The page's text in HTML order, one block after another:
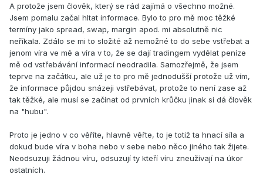
A protože jsem člověk, který se rád zajímá o všechno možné.
Jsem pomalu začal hltat informace. Bylo to pro mě moc těžké
termíny jako spread, swap, margin apod. mi absolutně nic
neříkala. Zdálo se mi to složité až nemožné to do sebe vstřebat a
jenom víra ve mě a víra v to, že se dají tradingem vydělat peníze
mě od vstřebávání informací neodradila. Samozřejmě, že jsem
teprve na začátku, ale už je to pro mě jednodušší protože už vím,
že informace půjdou snázeji vstřebávat, protože to není zase až
tak těžké, ale musí se začínat od prvních krůčku jinak si dá člověk
na "hubu".
Proto je jedno v co věříte, hlavně věřte, to je totiž ta hnací síla a
dokud bude víra v boha nebo v sebe nebo něco jiného tak žijete.
Neodsuzuji žádnou víru, odsuzují ty kteří víru zneužívají na úkor
ostatních.